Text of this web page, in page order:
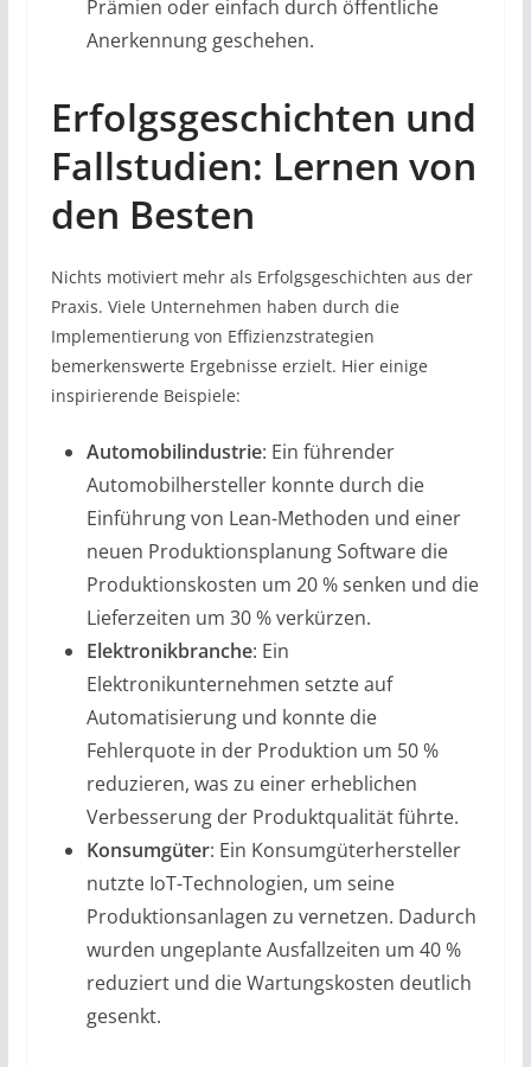
Prämien oder einfach durch öffentliche
Anerkennung geschehen.
Erfolgsgeschichten und
Fallstudien: Lernen von
den Besten
Nichts motiviert mehr als Erfolgsgeschichten aus der
Praxis. Viele Unternehmen haben durch die
Implementierung von Effizienzstrategien
bemerkenswerte Ergebnisse erzielt. Hier einige
inspirierende Beispiele:
Automobilindustrie: Ein führender
Automobilhersteller konnte durch die
Einführung von Lean-Methoden und einer
neuen Produktionsplanung Software die
Produktionskosten um 20 % senken und die
Lieferzeiten um 30 % verkürzen.
Elektronikbranche: Ein
Elektronikunternehmen setzte auf
Automatisierung und konnte die
Fehlerquote in der Produktion um 50 %
reduzieren, was zu einer erheblichen
Verbesserung der Produktqualität führte.
Konsumgüter: Ein Konsumgüterhersteller
nutzte IoT-Technologien, um seine
Produktionsanlagen zu vernetzen. Dadurch
wurden ungeplante Ausfallzeiten um 40 %
reduziert und die Wartungskosten deutlich
gesenkt.